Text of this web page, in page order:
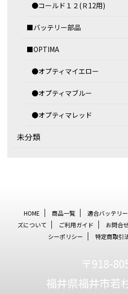
●コールド１２(Ｒ12用)
■バッテリー部品
■OPTIMA
●オプティマイエロー
●オプティマブルー
●オプティマレッド
未分類
HOME 商品一覧 適合バッテリ
ズについて
ご利用ガイド お問合
シーポリシー
特定商取引
〒918-
福井県福井市若